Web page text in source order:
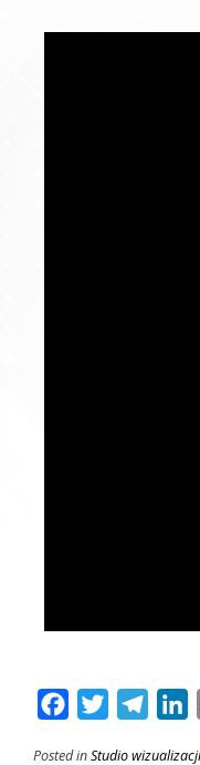
FacebookTwitter
Posted inStudio